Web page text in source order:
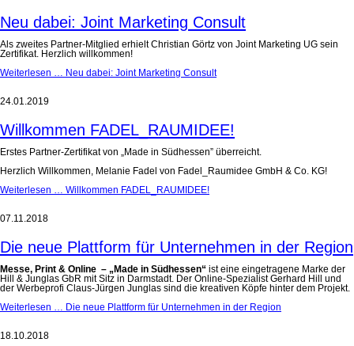
Neu dabei: Joint Marketing Consult
Als zweites Partner-Mitglied erhielt Christian Görtz von Joint Marketing UG sein
Zertifikat. Herzlich willkommen!
Weiterlesen … Neu dabei: Joint Marketing Consult
24.01.2019
Willkommen FADEL_RAUMIDEE!
Erstes Partner-Zertifikat von „Made in Südhessen” überreicht.
Herzlich Willkommen, Melanie Fadel von Fadel_Raumidee GmbH & Co. KG!
Weiterlesen … Willkommen FADEL_RAUMIDEE!
07.11.2018
Die neue Plattform für Unternehmen in der Region
Messe, Print & Online – „Made in Südhessen“ ist eine eingetragene Marke der
Hill & Junglas GbR mit Sitz in Darmstadt. Der Online-Spezialist Gerhard Hill und
der Werbeprofi Claus-Jürgen Junglas sind die kreativen Köpfe hinter dem Projekt.
Weiterlesen … Die neue Plattform für Unternehmen in der Region
18.10.2018